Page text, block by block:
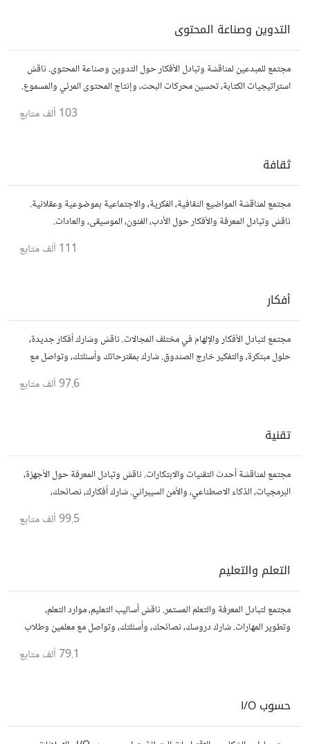
التدوين وصناعة المحتوى
مجتمع للمبدعين لمناقشة وتبادل الأفكار حول التدوين وصناعة المحتوى. ناقش
استراتيجيات الكتابة، تحسين محركات البحث، وإنتاج المحتوى المرئي والمسموع.
103 ألف متابع
ثقافة
مجتمع لمناقشة المواضيع الثقافية، الفكرية، والاجتماعية بموضوعية وعقلانية.
ناقش وتبادل المعرفة والأفكار حول الأدب، الفنون، الموسيقى، والعادات.
111 ألف متابع
أفكار
مجتمع لتبادل الأفكار والإلهام في مختلف المجالات. ناقش وشارك أفكار جديدة،
حلول مبتكرة، والتفكير خارج الصندوق. شارك بمقترحاتك وأسئلتك، وتواصل مع
97.6 ألف متابع
تقنية
مجتمع لمناقشة أحدث التقنيات والابتكارات. ناقش وتبادل المعرفة حول الأجهزة،
البرمجيات، الذكاء الاصطناعي، والأمن السيبراني. شارك أفكارك، نصائحك،
99.5 ألف متابع
التعلم والتعليم
مجتمع لتبادل المعرفة والتعلم المستمر. ناقش أساليب التعليم، موارد التعلم،
وتطوير المهارات. شارك دروسك، نصائحك، وأسئلتك، وتواصل مع معلمين وطلاب
79.1 ألف متابع
حسوب I/O